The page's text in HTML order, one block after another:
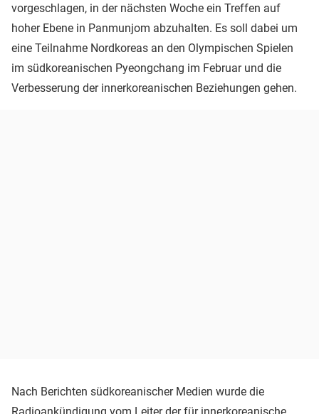
vorgeschlagen, in der nächsten Woche ein Treffen auf
hoher Ebene in Panmunjom abzuhalten. Es soll dabei um
eine Teilnahme Nordkoreas an den Olympischen Spielen
im südkoreanischen Pyeongchang im Februar und die
Verbesserung der innerkoreanischen Beziehungen gehen.
Nach Berichten südkoreanischer Medien wurde die
Radioankündigung vom Leiter der für innerkoreanische